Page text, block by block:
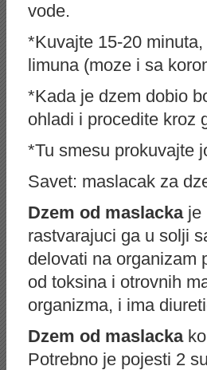
vode.
*Kuvajte 15-20
limuna (moze i sa
*Kada je dzem dobio
ohladi i procedite kroz
*Tu smesu prokuvajte
Savet: maslacak za
Dzem od maslackaje
rastvarajuci ga u solji
delovati na organizam
od toksina i otrovnih
organizma, i ima
Dzem od maslacka
Potrebno je pojesti 2